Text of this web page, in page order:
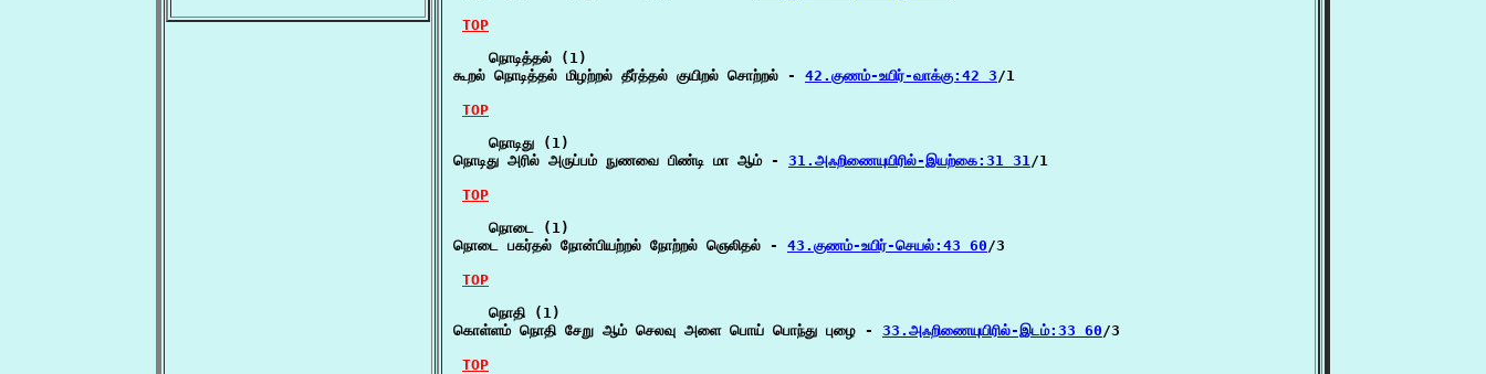
TOP
    நொடித்தல் (1)
கூறல் நொடித்தல் மிழற்றல் தீர்த்தல் குயிறல் சொற்றல் - 42.குணம்-உயிர்-வாக்கு:42 3/1
TOP
    நொடிது (1)
நொடிது அரில் அருப்பம் நுணவை பிண்டி மா ஆம் - 31.அஃறிணையுயிரில்-இயற்கை:31 31/1
TOP
    நொடை (1)
நொடை பகர்தல் நோன்பியற்றல் நோற்றல் ஞெலிதல் - 43.குணம்-உயிர்-செயல்:43 60/3
TOP
    நொதி (1)
கொள்ளம் நொதி சேறு ஆம் செலவு அளை பொய் பொந்து புழை - 33.அஃறிணையுயிரில்-இடம்:33 60/3
TOP